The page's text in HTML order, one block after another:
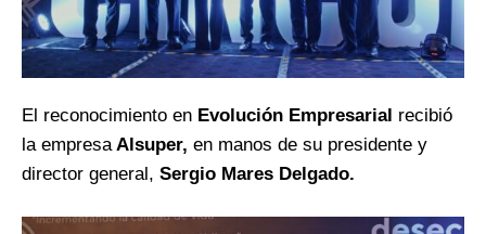
El reconocimiento en Evolución Empresarial recibió
la empresaAlsuper, en manos de su presidente y
director general, Sergio Mares Delgado.